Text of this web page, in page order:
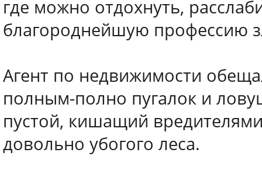
где можно отдохнуть,
благороднейшую профессию
Агент по недвижимости
полным-полно пугалок и
пустой, кишащий
довольно убогого леса.